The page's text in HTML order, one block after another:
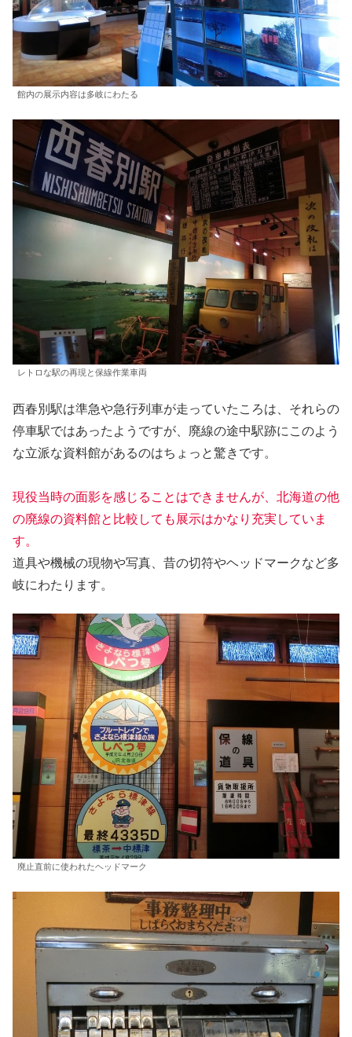
館内の展示内容は多岐にわたる
レトロな駅の再現と保線作業車両
西春別駅は準急や急行列車が走っていたころは、それらの
停車駅ではあったようですが、廃線の途中駅跡にこのよう
な立派な資料館があるのはちょっと驚きです。
現役当時の面影を感じることはできませんが、北海道の他
の廃線の資料館と比較しても展示はかなり充実していま
す。
道具や機械の現物や写真、昔の切符やヘッドマークなど多
岐にわたります。
廃止直前に使われたヘッドマーク